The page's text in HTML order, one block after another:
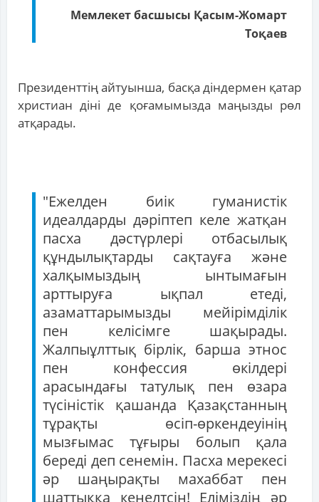
Мемлекет басшысы Қасым-Жомарт
Тоқаев
Президенттің айтуынша, басқа діндермен қатар
христиан діні де қоғамымызда маңызды рөл
атқарады.
"Ежелден биік гуманистік
идеалдарды дәріптеп келе жатқан
пасха дәстүрлері отбасылық
құндылықтарды сақтауға және
халқымыздың ынтымағын
арттыруға ықпал етеді,
азаматтарымызды мейірімділік
пен келісімге шақырады.
Жалпыұлттық бірлік, барша этнос
пен конфессия өкілдері
арасындағы татулық пен өзара
түсіністік қашанда Қазақстанның
тұрақты өсіп-өркендеуінің
мызғымас тұғыры болып қала
береді деп сенемін. Пасха мерекесі
әр шаңырақты махаббат пен
шаттыққа кенелтсін! Еліміздің әр